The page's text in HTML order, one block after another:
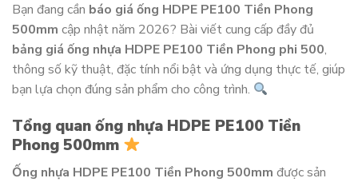
Bạn đang cần báo giá ống HDPE PE100 Tiền Phong
500mm cập nhật năm 2026? Bài viết cung cấp đầy đủ
bảng giá ống nhựa HDPE PE100 Tiền Phong phi 500,
thông số kỹ thuật, đặc tính nổi bật và ứng dụng thực tế, giúp
bạn lựa chọn đúng sản phẩm cho công trình.
Tổng quan ống nhựa HDPE PE100 Tiền
Phong 500mm
Ống nhựa HDPE PE100 Tiền Phong 500mm được sản